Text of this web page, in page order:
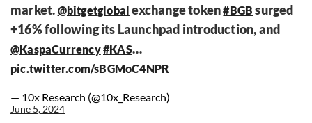
market. @bitgetglobal exchange token#BGB surged
+16% following its Launchpad introduction, and
@KaspaCurrency#KAS…
pic.twitter.com/sBGMoC4NPR
— 10x Research (@10x_Research)
June 5, 2024